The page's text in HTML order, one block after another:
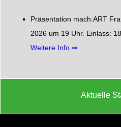
Präsentation mach:ART
2026 um 19 Uhr. Einlass:
Weitere Info ⇒
Aktuelle